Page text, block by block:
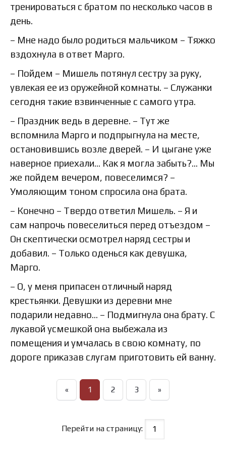
тренироваться с братом по несколько часов в
день.
– Мне надо было родиться мальчиком – Тяжко
вздохнула в ответ Марго.
– Пойдем – Мишель потянул сестру за руку,
увлекая ее из оружейной комнаты. – Служанки
сегодня такие взвинченные с самого утра.
– Праздник ведь в деревне. – Тут же
вспомнила Марго и подпрыгнула на месте,
остановившись возле дверей. – И цыгане уже
наверное приехали… Как я могла забыть?… Мы
же пойдем вечером, повеселимся? –
Умоляющим тоном спросила она брата.
– Конечно – Твердо ответил Мишель. – Я и
сам напрочь повеселиться перед отъездом –
Он скептически осмотрел наряд сестры и
добавил. – Только оденься как девушка,
Марго.
– О, у меня припасен отличный наряд
крестьянки. Девушки из деревни мне
подарили недавно… – Подмигнула она брату. С
лукавой усмешкой она выбежала из
помещения и умчалась в свою комнату, по
дороге приказав слугам приготовить ей ванну.
« 1 2 3 »
Перейти на страницу: